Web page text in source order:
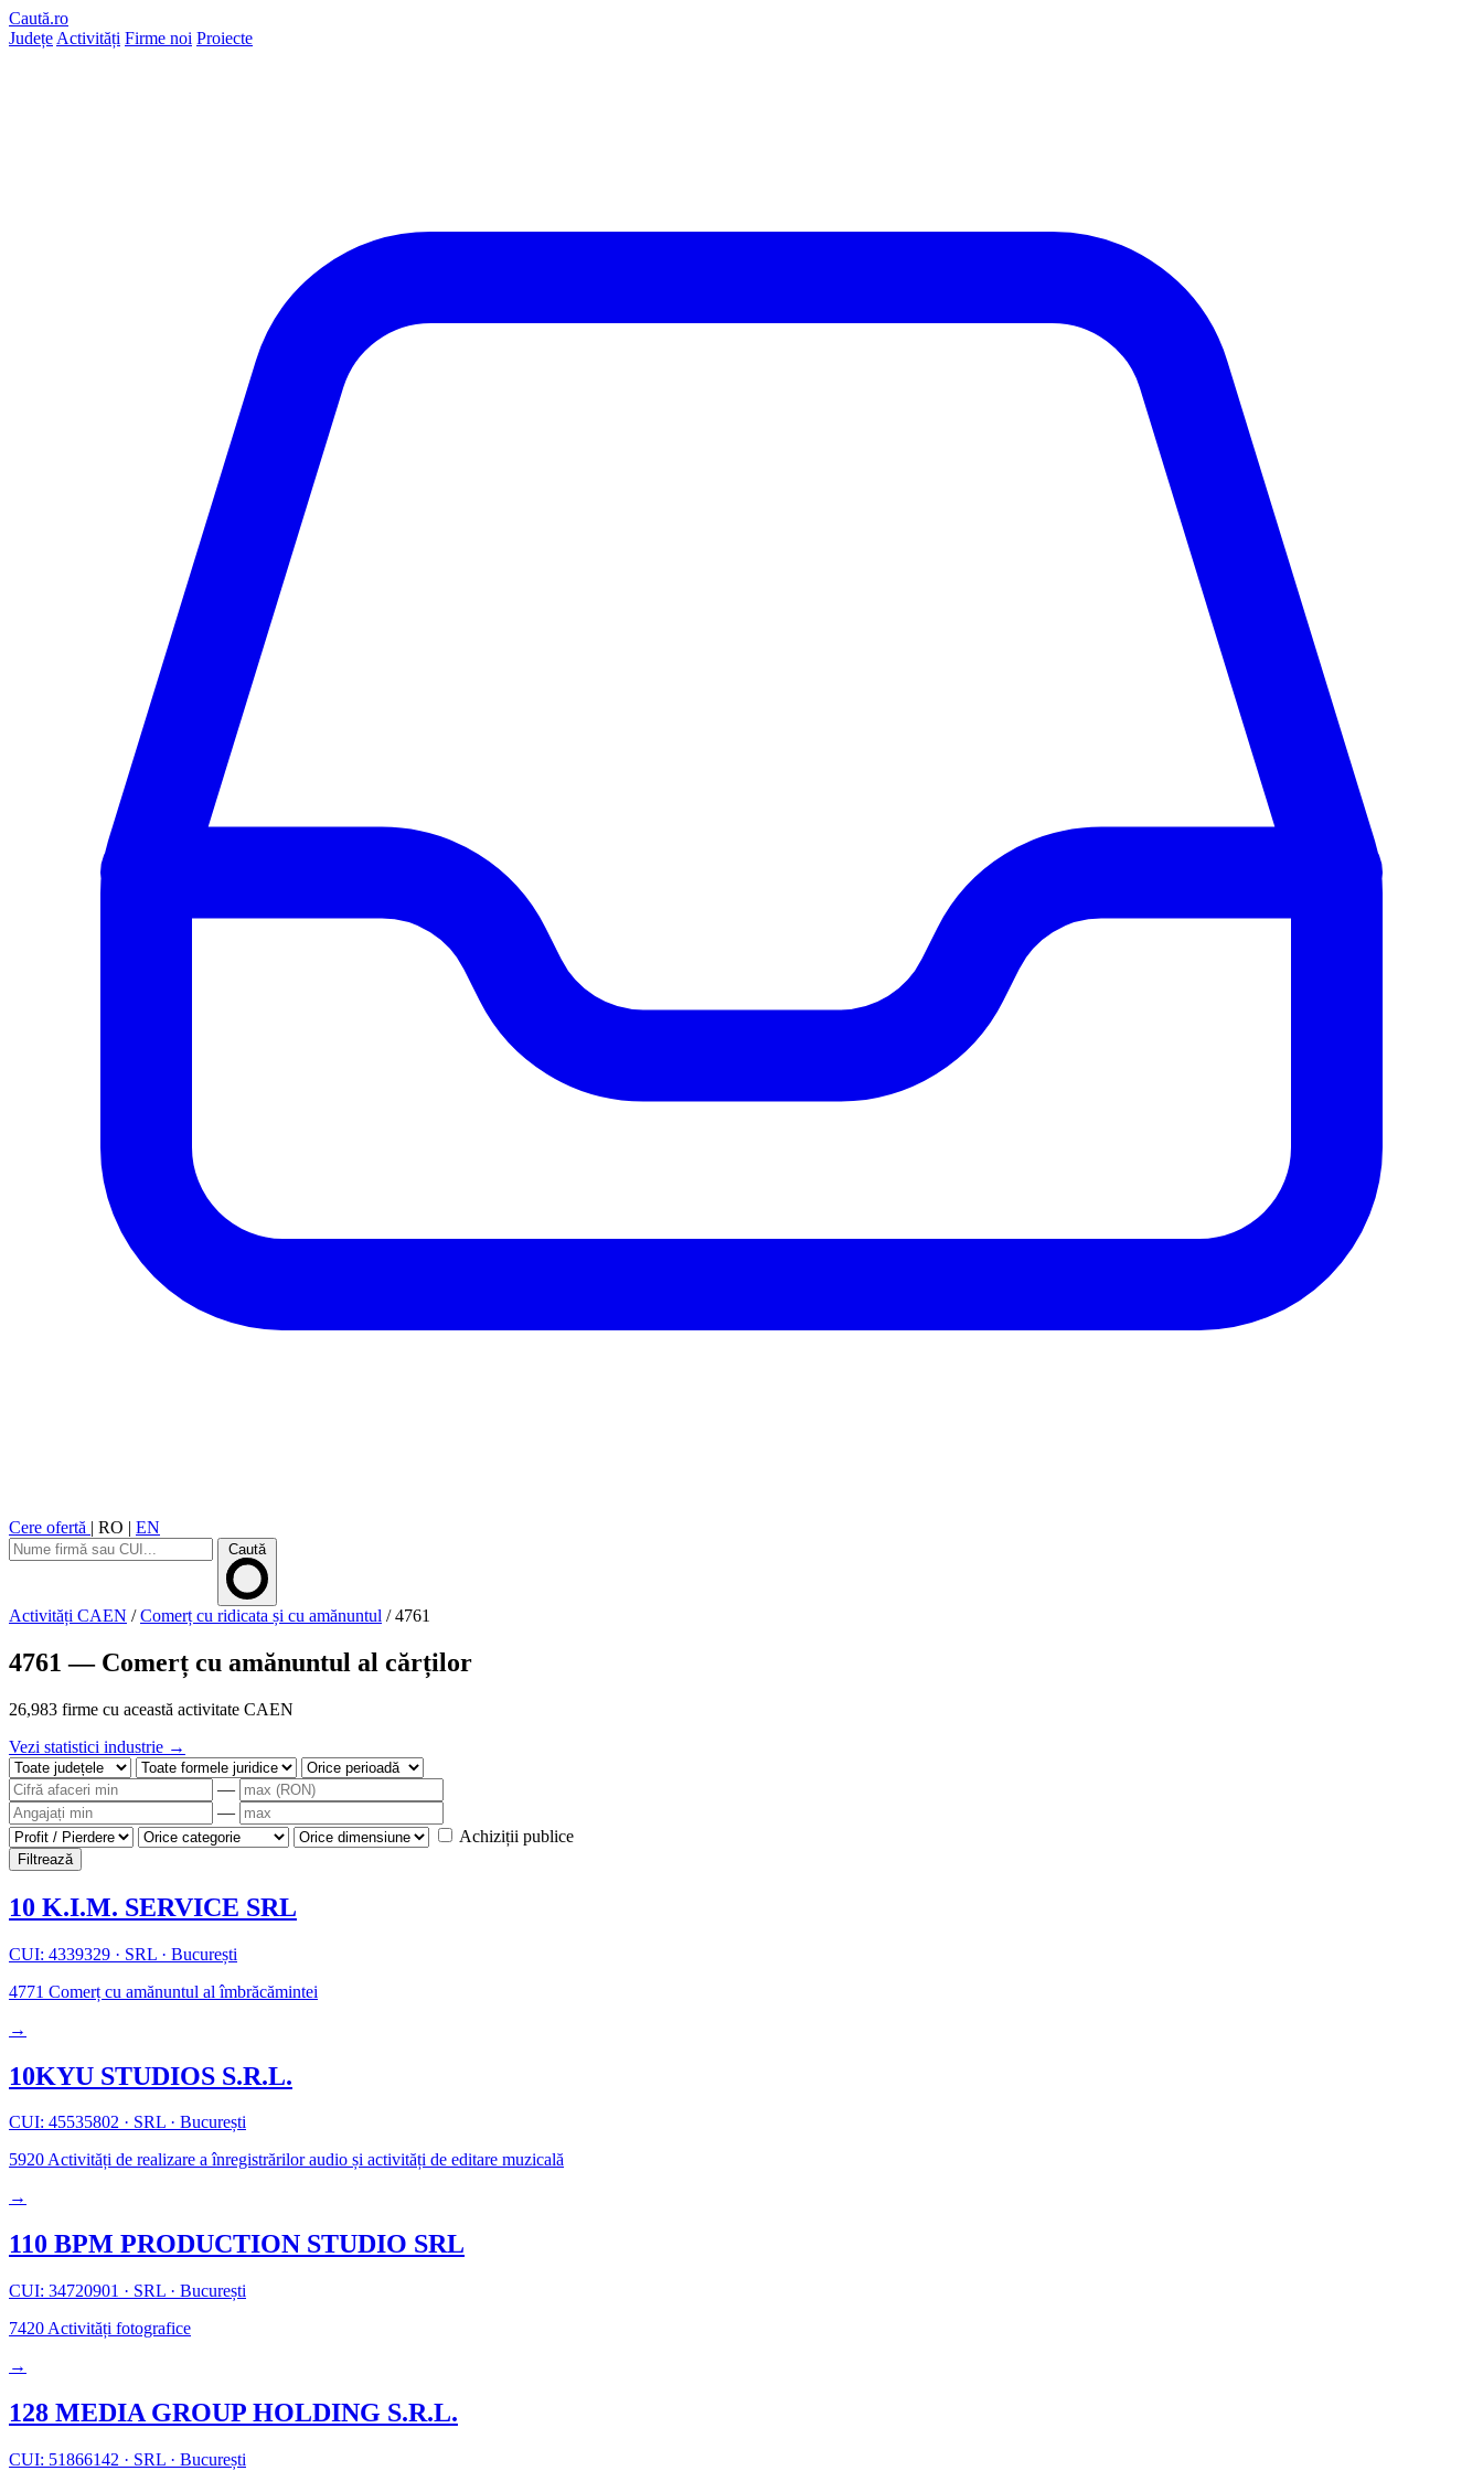
Caută.ro
Județe Activități Firme noi Proiecte
Cere ofertă | RO | EN
Caută
Activități CAEN / Comerț cu ridicata și cu amănuntul / 4761
4761 — Comerț cu amănuntul al cărților
26,983 firme cu această activitate CAEN
Vezi statistici industrie →
—
—
Achiziții publice
Filtrează
10 K.I.M. SERVICE SRL
CUI: 4339329 · SRL · București
4771 Comerț cu amănuntul al îmbrăcămintei
→
10KYU STUDIOS S.R.L.
CUI: 45535802 · SRL · București
5920Activități de realizare a înregistrărilor audio și activități de editare muzicală
→
110 BPM PRODUCTION STUDIO SRL
CUI: 34720901 · SRL · București
7420 Activități fotografice
→
128 MEDIA GROUP HOLDING S.R.L.
CUI: 51866142 · SRL · București